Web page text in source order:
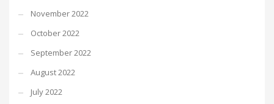
November 2022
October 2022
September 2022
August 2022
July 2022